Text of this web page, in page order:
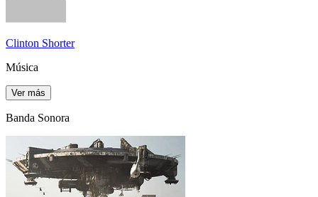
Clinton Shorter
Música
Ver más
Banda Sonora